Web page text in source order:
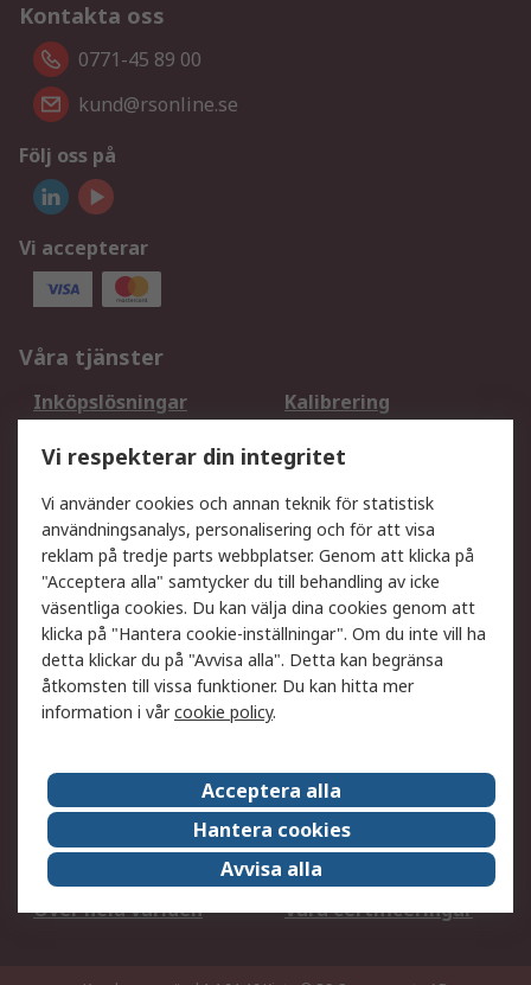
Kontakta oss
0771-45 89 00
kund@rsonline.se
Följ oss på
Vi accepterar
Våra tjänster
Inköpslösningar
Kalibrering
DesignSpark
Teknisk Support
Ditt lokala säljteam
Exportlösningar
Support
Få hjälp
Retur av varor
Leverans
Spåra din order
Begär en fakturakopi
Fördelar med RS-konto
Betalningsalternativ
Om RS
Försäljningsvillkor
Det juridiska
Press Centre
Jobba hos RS
ESG
Över hela världen
Våra certificeringar
Vi respekterar din integritet
Vi använder cookies och annan teknik för statistisk
användningsanalys, personalisering och för att visa
reklam på tredje parts webbplatser. Genom att klicka på
"Acceptera alla" samtycker du till behandling av icke
väsentliga cookies. Du kan välja dina cookies genom att
klicka på "Hantera cookie-inställningar". Om du inte vill ha
detta klickar du på "Avvisa alla". Detta kan begränsa
åtkomsten till vissa funktioner. Du kan hitta mer
information i vårcookie policy.
Acceptera alla
Hantera cookies
Avvisa alla